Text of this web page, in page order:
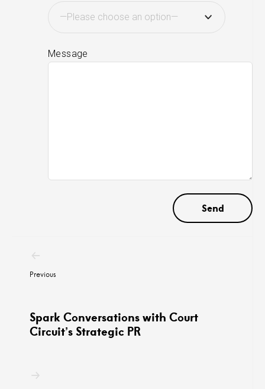
Message
navigation
Previous
Spark Conversations with Court
Circuit’s Strategic PR